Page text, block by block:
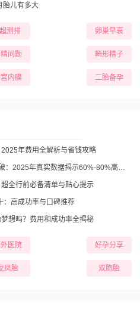
胎儿有多大
测排 卵巢早衰
问题 畸形精子
内膜 二胎备孕
年费用全解析与省钱攻略
年真实数据揭示60%-80%高成功妊娠率
全行前必备清单与贴心提示
：高成功率与口碑推荐
想吗？费用和成功率全揭秘
医院 好孕分享
凤胎 双胞胎